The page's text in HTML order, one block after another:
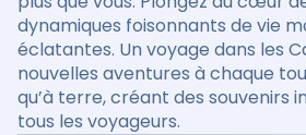
dynamiques foisonnants de vie
éclatantes. Un voyage dans les
nouvelles aventures à chaque
qu’à terre, créant des souvenirs
tous les voyageurs.